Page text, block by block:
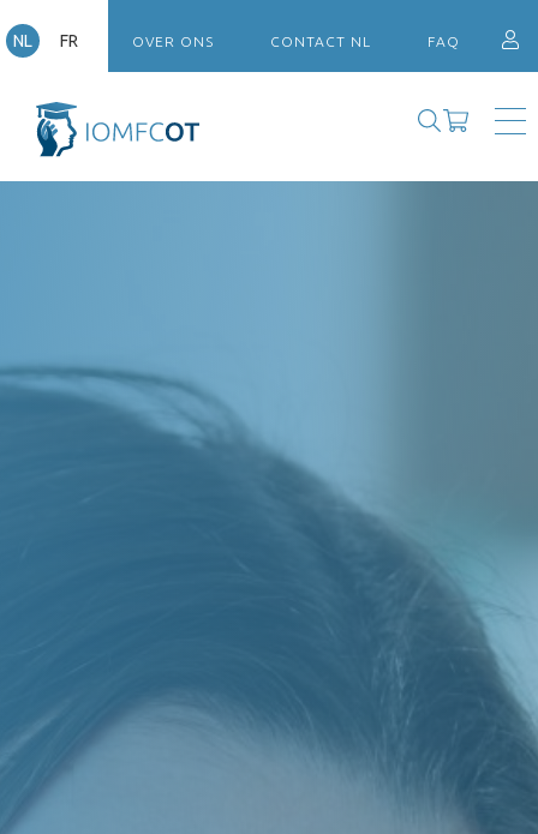
NL FR OVER ONS CONTACT NL FAQ